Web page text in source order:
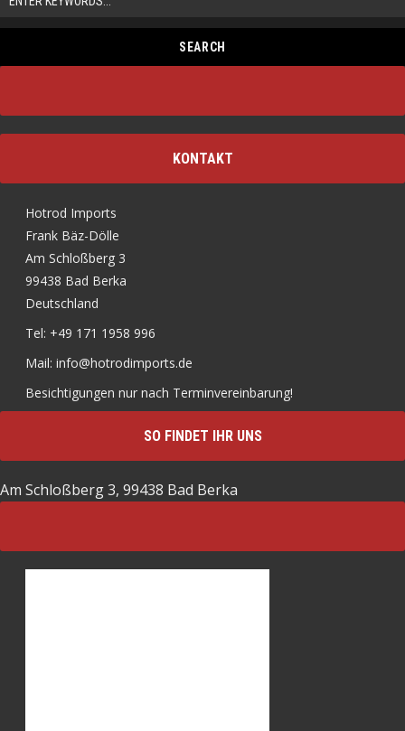
KONTAKT
Hotrod Imports
Frank Bäz-Dölle
Am Schloßberg 3
99438 Bad Berka
Deutschland
Tel: +49 171 1958 996
Mail: info@hotrodimports.de
Besichtigungen nur nach Terminvereinbarung!
SO FINDET IHR UNS
Am Schloßberg 3, 99438 Bad Berka